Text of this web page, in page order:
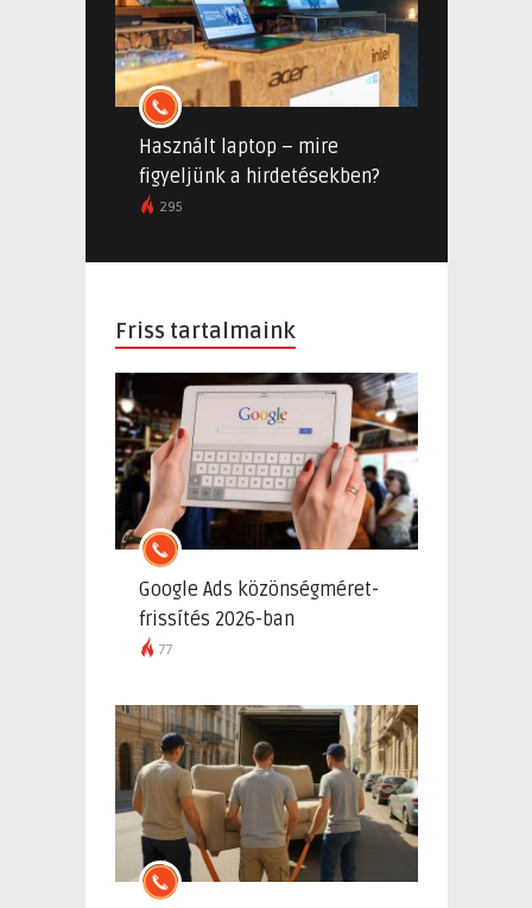
Használt laptop – mire
figyeljünk a hirdetésekben?
295
Friss tartalmaink
Google Ads közönségméret-
frissítés 2026-ban
77